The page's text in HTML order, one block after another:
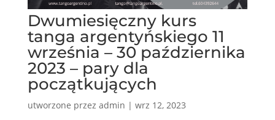
Dwumiesięczny kurs
tanga argentyńskiego 11
września – 30 października
2023 – pary dla
początkujących
utworzone przez admin | wrz 12, 2023